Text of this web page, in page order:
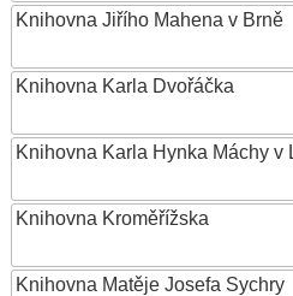
Knihovna Jiřího Mahena v Brně
Knihovna Karla Dvořáčka
Knihovna Karla Hynka Máchy v
Knihovna Kroměřížska
Knihovna Matěje Josefa Sychry